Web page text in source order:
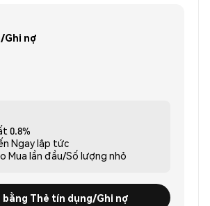
Ghi nợ
0.8%
Ngay lập tức
Mua lần đầu/Số lượng nhỏ
bằng Thẻ tín dụng/Ghi nợ